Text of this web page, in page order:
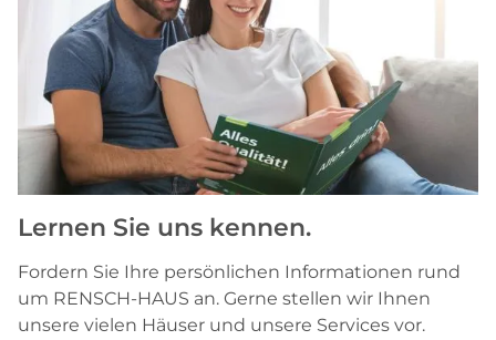
Lernen Sie uns kennen.
Fordern Sie Ihre persönlichen Informationen rund
um RENSCH-HAUS an. Gerne stellen wir Ihnen
unsere vielen Häuser und unsere Services vor.